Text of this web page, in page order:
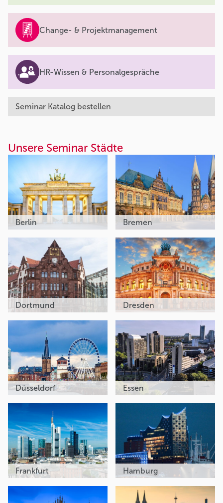
Change- & Projektmanagement
HR-Wissen & Personalgespräche
Seminar Katalog bestellen
Unsere Seminar Städte
Berlin Bremen
Dortmund Dresden
Düsseldorf Essen
Frankfurt Hamburg